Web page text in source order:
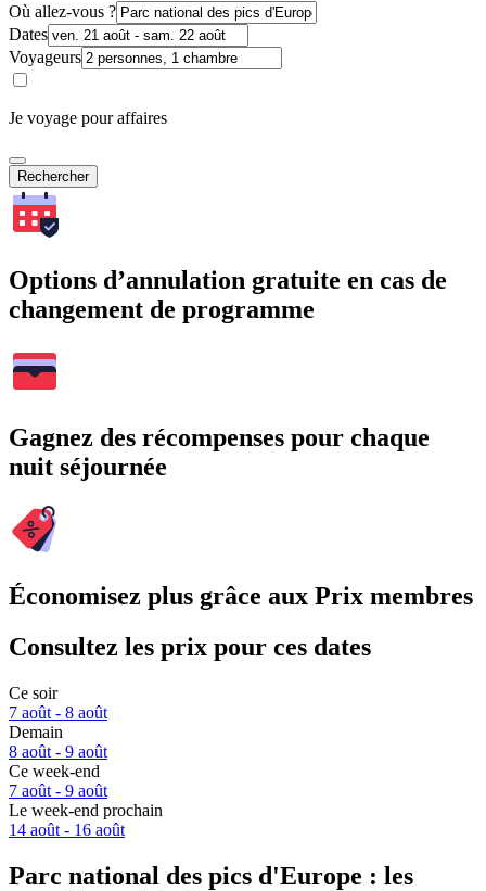
Où allez-vous ?
Dates
Voyageurs
Je voyage pour affaires
Rechercher
Options d’annulation gratuite en cas de
changement de programme
Gagnez des récompenses pour chaque
nuit séjournée
Économisez plus grâce aux Prix membres
Consultez les prix pour ces dates
Ce soir
7 août - 8 août
Demain
8 août - 9 août
Ce week-end
7 août - 9 août
Le week-end prochain
14 août - 16 août
Parc national des pics d'Europe : les